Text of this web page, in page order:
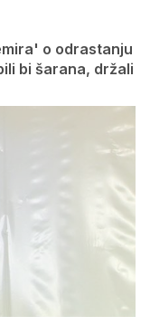
o odrastanju
bi šarana, držali